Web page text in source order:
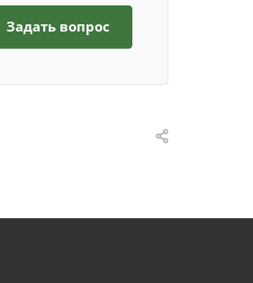
Задать вопрос